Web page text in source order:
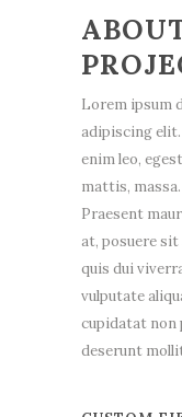
Lorem ipsum
adipiscing
enim leo,
mattis,
Praesent
at, posuere
quis dui
vulputate
cupidatat non
deserunt